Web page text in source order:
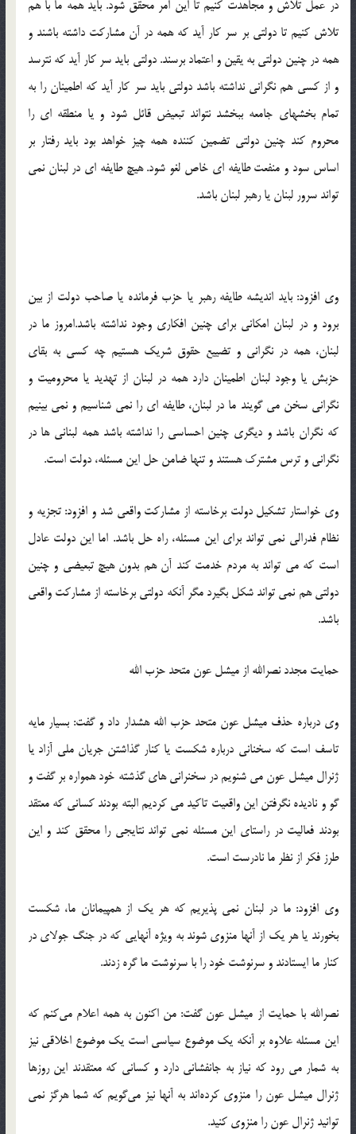
در عمل تلاش و مجاهدت کنیم تا این امر محقق شود.‬‎ ‫باید همه ما با هم
تلاش کنیم تا دولتی بر سر کار آید که همه در آن مشارکت داشته باشند و
همه در چنین دولتی به یقین و اعتماد برسند. دولتی باید سر کار آید که نترسد
و از کسی هم نگرانی نداشته باشد دولتی باید سر کار آید که اطمینان را به
تمام بخشهای جامعه ببخشد نتواند تبعیض قائل شود و یا منطقه ای را
محروم کند چنین دولتی تضمین کننده همه چیز خواهد بود باید رفتار بر
اساس سود و منفعت طایفه ای خاص لغو شود. هیچ طایفه ای در لبنان نمی
تواند سرور لبنان یا رهبر لبنان باشد.
وی افزود: باید اندیشه طایفه رهبر یا حزب فرمانده یا صاحب دولت از بین
برود و در لبنان امکانی برای چنین افکاری وجود نداشته باشد.‬‎امروز ما در
لبنان، همه در نگرانی و تضییع حقوق شریک هستیم چه کسی به بقای
حزبش یا وجود لبنان اطمینان دارد همه در لبنان از تهدید یا محرومیت و
نگرانی سخن می گویند ما در لبنان، طایفه ای را نمی شناسیم و نمی بینیم
که نگران باشد و دیگری چنین احساسی را نداشته باشد همه لبنانی ها در
نگرانی و ترس مشترک هستند و تنها ضامن حل این مسئله، دولت است‬‎.
وی خواستار تشکیل دولت برخاسته از مشارکت واقعی شد و افزود: تجزیه و
نظام فدرالی نمی تواند برای این مسئله، راه حل باشد. اما این دولت عادل
است که می تواند به مردم خدمت کند آن هم بدون هیچ تبعیضی و چنین
دولتی هم نمی تواند شکل بگیرد مگر آنکه دولتی برخاسته از مشارکت واقعی
باشد.‬‎
حمایت مجدد نصرالله از میشل عون متحد حزب الله
وی درباره حذف میشل عون متحد حزب الله هشدار داد و گفت: بسیار مایه
تاسف است که سخنانی درباره شکست یا کنار گذاشتن جریان ملی آزاد یا
ژنرال میشل عون می شنویم در سخنرانی های گذشته خود همواره بر گفت و
گو و نادیده نگرفتن این واقعیت تاکید می کردیم البته بودند کسانی که معتقد
بودند فعالیت در راستای این مسئله نمی تواند نتایجی را محقق کند و این
طرز فکر از نظر ما نادرست است.‬‎
وی افزود: ما در لبنان نمی پذیریم که هر یک از همپیمانان ما، شکست
بخورند یا هر یک از آنها منزوی شوند به ویژه آنهایی که در جنگ جولای در
کنار ما ایستادند و سرنوشت خود را با سرنوشت ما گره زدند.‬‎
نصرالله با حمایت از میشل عون گفت: من اکنون به همه اعلام می‌کنم که
این مسئله علاوه بر آنکه یک موضوع سیاسی است یک موضوع اخلاقی نیز
به شمار می رود که نیاز به جانفشانی دارد و کسانی که معتقدند این روزها
ژنرال میشل عون را منزوی کرده‌اند به آنها نیز می‌گویم که شما هرگز نمی
توانید ژنرال عون را منزوی کنید.‬‎